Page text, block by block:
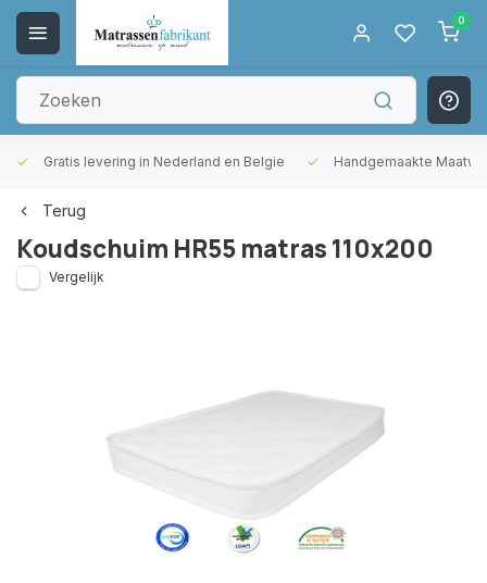
0
Gratis levering in Nederland en Belgie Handgemaakte
Terug
Koudschuim HR55 matras 110x200
Vergelijk